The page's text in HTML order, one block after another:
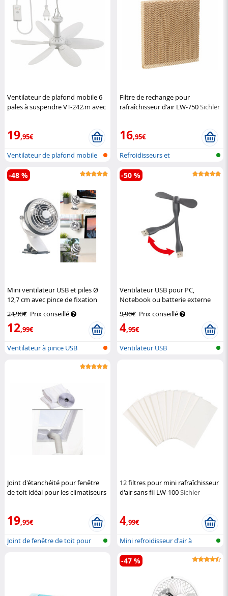
Ventilateur de plafond mobile 6
pales à suspendre VT-242.m avec
19,95€
Ventilateur de plafond mobile
avec...
Filtre de rechange pour
rafraîchisseur d'air LW-750Sichler
16,95€
Refroidisseurs et
humidificateurs d...
Mini ventilateur USB et piles Ø
12,7 cm avec pince de fixation
24,90€ Prix conseillé
12,99€
-48 %
Ventilateur à pince USB
Ventilateur USB pour PC,
Notebook ou batterie externe
9,90€ Prix conseillé
4,95€
-50 %
Ventilateur USB
Joint d'étanchéité pour fenêtre
de toit idéal pour les climatiseurs
19,95€
Joint de fenêtre de toit pour
12 filtres pour mini rafraîchisseur
d'air sans fil LW-100Sichler
4,99€
Mini refroidisseur d'air à
batterie...
-47 %